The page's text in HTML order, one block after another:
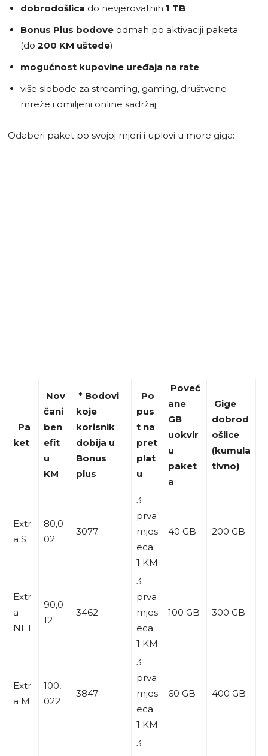
dobrodošlica do nevjerovatnih 1 TB
Bonus Plus bodove odmah po aktivaciji paketa
(do 200 KM uštede)
mogućnost kupovine uređaja na rate
više slobode za streaming, gaming, društvene
mreže i omiljeni online sadržaj
Odaberi paket po svojoj mjeri i uplovi u more giga:
Pa
ket
Nov
čani
ben
efit
u
KM
* Bodovi
koje
korisnik
dobija u
Bonus
plus
Po
pus
t na
pret
plat
u
Poveć
ane
GB
uokvir
u
paket
a
Gige
dobrod
ošlice
(kumula
tivno)
Extr
a S
80,0
02
3077
3
prva
mjes
eca
1 KM
40 GB 200 GB
Extr
a
NET
90,0
12
3462
3
prva
mjes
eca
1 KM
100 GB 300 GB
Extr
a M
100,
022
3847
3
prva
mjes
eca
1 KM
60 GB 400 GB
3